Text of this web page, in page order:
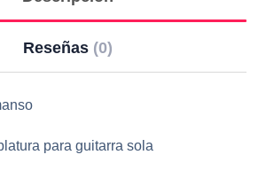
Reseñas (0)
para guitarra sola